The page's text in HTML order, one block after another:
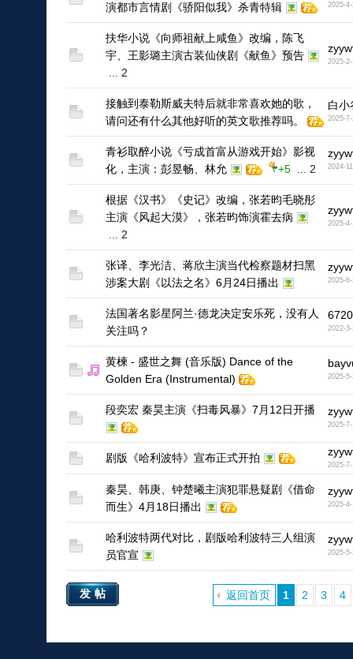
演都市言情剧《骄阳似我》杀青特辑
1
2025-4-
扶华小说《向师祖献上咸鱼》改编，陈飞
宇、王影璐主演古装仙侠剧《献鱼》预告
2
1
2025-
接触到泰勒斯威夫特后就非常喜欢她的歌，
请问还有什么其他好听的英文歌推荐吗。
白小
2025-
青衫取醉小说《亏成首富从游戏开始》影视
化，主演：彭昱畅、林允
+5 2
1
2024-
根据《汉书》《史记》改编，张若昀毛晓彤
主演《风起大漠》，张若昀饰演霍去病
2
1
2025-
张译、李光洁、蒋欣主演当代检察题材扫黑
涉案大剧《以法之名》6月24日播出
1
2025-
法国著名影星阿兰·德龙决定安乐死，没有人
关注吗？
2022-
黄楝 - 盛世之舞 (音乐版) Dance of the
Golden Era (Instrumental)
2025-
段奕宏 秦昊主演《扫毒风暴》7月12日开播
1
2025-
剧版《哈利波特》宣布正式开拍
1
2025-
秦昊、韩庚、钟楚曦主演犯罪悬疑剧《借命
而生》4月18日播出
1
2025-
哈利波特两代对比，剧版哈利波特三人组演
员官宣
1
2025-
1 2 3 4
返回首页
发帖